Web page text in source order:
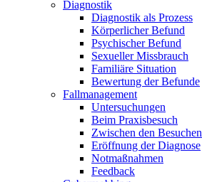
Diagnostik
Diagnostik als Prozess
Körperlicher Befund
Psychischer Befund
Sexueller Missbrauch
Familiäre Situation
Bewertung der Befunde
Fallmanagement
Untersuchungen
Beim Praxisbesuch
Zwischen den Besuchen
Eröffnung der Diagnose
Notmaßnahmen
Feedback